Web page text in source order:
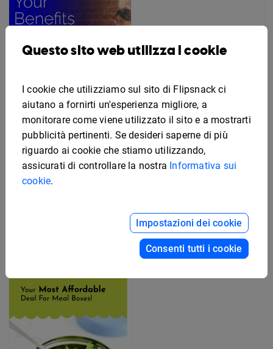
Modello modificabile per
volantino sui benefit per
i dipendenti
Questo sito web utilizza i cookie
I cookie che utilizziamo sul sito di Flipsnack ci
aiutano a fornirti un'esperienza migliore, a
monitorare come viene utilizzato il sito e a mostrarti
pubblicità pertinenti. Se desideri saperne di più
riguardo ai cookie che stiamo utilizzando,
assicurati di controllare la nostra Informativa sui
cookie.
Impostazioni dei cookie
Consenti tutti i cookie